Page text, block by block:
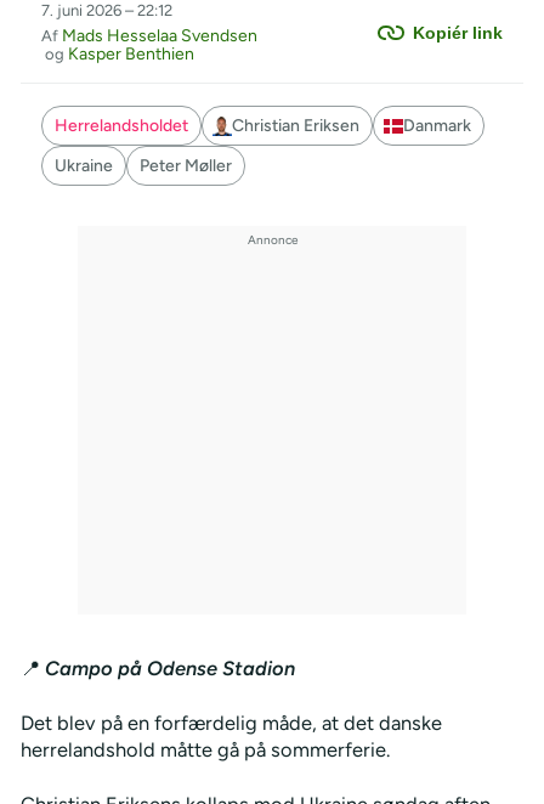
Kopiér link
7. juni 2026 – 22:12
Af Mads Hesselaa Svendsen
og Kasper Benthien
Herrelandsholdet Christian Eriksen
Danmark
Ukraine
Peter Møller
📍 Campo på Odense Stadion
Det blev på en forfærdelig måde, at det danske
herrelandshold måtte gå på sommerferie.